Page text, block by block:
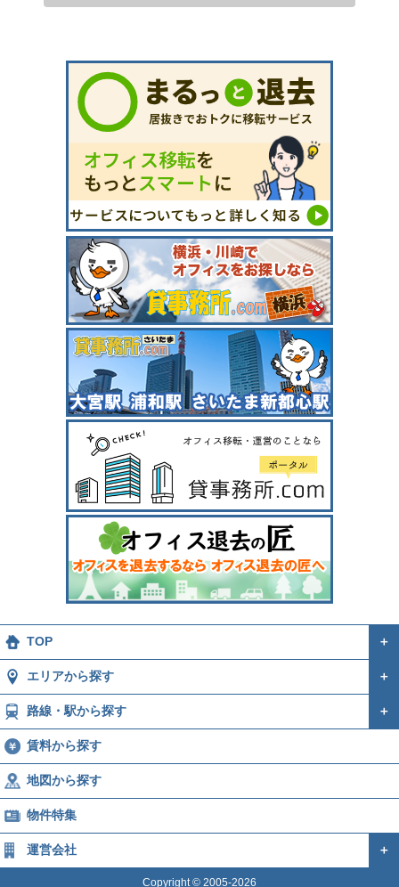
TOP ＋
エリアから探す ＋
路線・駅から探す ＋
賃料から探す
地図から探す
物件特集
運営会社 ＋
Copyright © 2005-2026